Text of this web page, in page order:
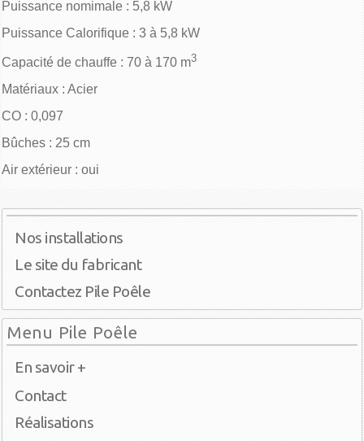
Puissance nomimale : 5,8 kW
Puissance Calorifique : 3 à 5,8 kW
Capacité de chauffe : 70 à 170 m3
Matériaux : Acier
CO : 0,097
Bûches : 25 cm
Air extérieur : oui
Nos installations
Le site du fabricant
Contactez Pile Poêle
Menu Pile Poêle
En savoir +
Contact
Réalisations